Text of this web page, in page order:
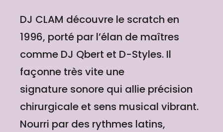
DJ CLAM découvre le scratch en
1996, porté par l’élan de maîtres
comme DJ Qbert et D-Styles. Il
façonne très vite une
signature sonore qui allie précision
chirurgicale et sens musical vibrant.
Nourri par des rythmes latins,